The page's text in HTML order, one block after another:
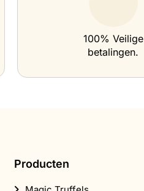
100% Veilige
betalingen.
Producten